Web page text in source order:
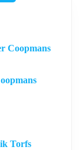
Coopmans
Torfs